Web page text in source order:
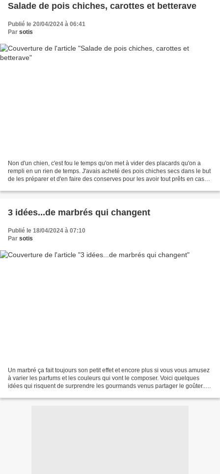
Salade de pois chiches, carottes et betterave
Publié le 20/04/2024 à 06:41
Par sotis
Non d'un chien, c'est fou le temps qu'on met à vider des placards qu'on a
rempli en un rien de temps. J'avais acheté des pois chiches secs dans le but
de les préparer et d'en faire des conserves pour les avoir tout prêts en cas
3 idées...de marbrés qui changent
Publié le 18/04/2024 à 07:10
Par sotis
Un marbré ça fait toujours son petit effet et encore plus si vous vous amusez
à varier les parfums et les couleurs qui vont le composer. Voici quelques
idées qui risquent de surprendre les gourmands venus partager le goûter...